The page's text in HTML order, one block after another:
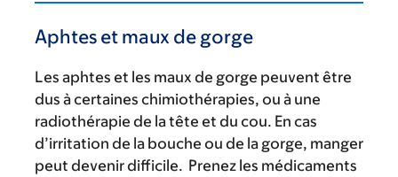
Aphtes et maux de gorge
Les aphtes et les maux de gorge peuvent être
dus à certaines chimiothérapies, ou à une
radiothérapie de la tête et du cou. En cas
d’irritation de la bouche ou de la gorge, manger
peut devenir difficile. Prenez les médicaments